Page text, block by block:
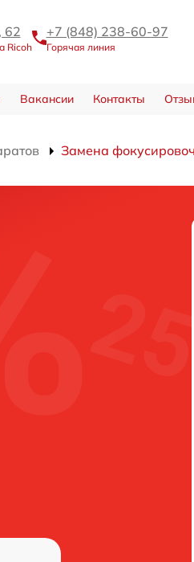
62
Ricoh
+7 (848) 238-60-97
Горячая линия
Вакансии Контакты
Замена